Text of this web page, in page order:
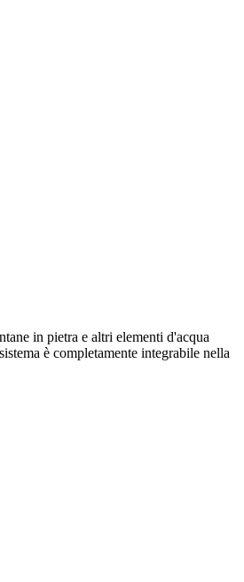
in pietra e altri elementi d'acqua
è completamente integrabile nella